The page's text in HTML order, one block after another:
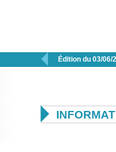
 Édition du 03/06/
